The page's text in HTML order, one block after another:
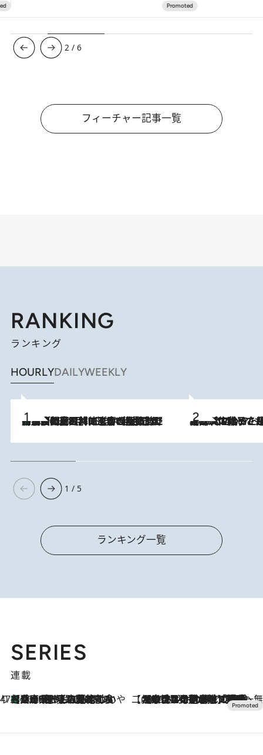
3 /6
フィーチャー記事一覧
RANKING
ランキング
HOURLYDAILYWEEKLY
2026.8.8
「最後に見られてよかった」上野動物園の東園パンダ舎が解体前に特別公開。8月16日まで延長されたパネル展と共に辿る“半世紀”のパンダ飼育《解体工事の図面あり》 2026.8.5
【阿川佐和子さんの年とる力】なぜ70代で始めた趣味は“こんなに楽しい”のか？ ピアノ、俳句…スランプに陥っても続けられる“ある秘訣”とは
1 / 5
ランキング一覧
SERIES
連載
47都道府県の手みやげ ひんやりスイーツで夏を満喫
2026.8.8
【兵庫県】この夏絶対食べたい 冷やしておいしいおやつ3選 淡路島の恵みをジェラートに集約 【CREA×星野リゾート】唯一無二。癒しと発見が待つ場所へ
2026.8.7
【トンボの足水浴】ヒノキの香りに包まれて涼感マックス！約13℃の湧水かけ流しを避暑地「星野温泉 トンボの湯」で体験